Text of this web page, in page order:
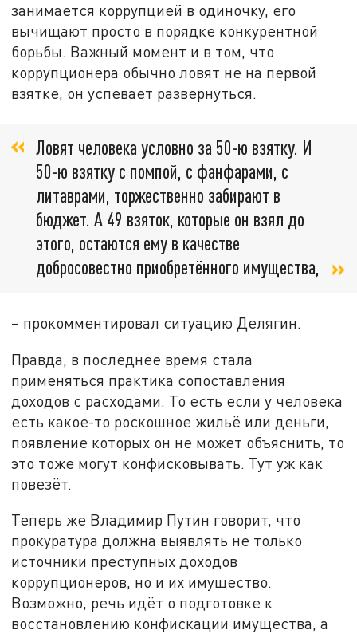
занимается коррупцией в одиночку, его
вычищают просто в порядке конкурентной
борьбы. Важный момент и в том, что
коррупционера обычно ловят не на первой
взятке, он успевает развернуться.
Ловят человека условно за 50-ю взятку. И
50-ю взятку с помпой, с фанфарами, с
литаврами, торжественно забирают в
бюджет. А 49 взяток, которые он взял до
этого, остаются ему в качестве
добросовестно приобретённого имущества,
– прокомментировал ситуацию Делягин.
Правда, в последнее время стала
применяться практика сопоставления
доходов с расходами. То есть если у человека
есть какое-то роскошное жильё или деньги,
появление которых он не может объяснить, то
это тоже могут конфисковывать. Тут уж как
повезёт.
Теперь же Владимир Путин говорит, что
прокуратура должна выявлять не только
источники преступных доходов
коррупционеров, но и их имущество.
Возможно, речь идёт о подготовке к
восстановлению конфискации имущества, а